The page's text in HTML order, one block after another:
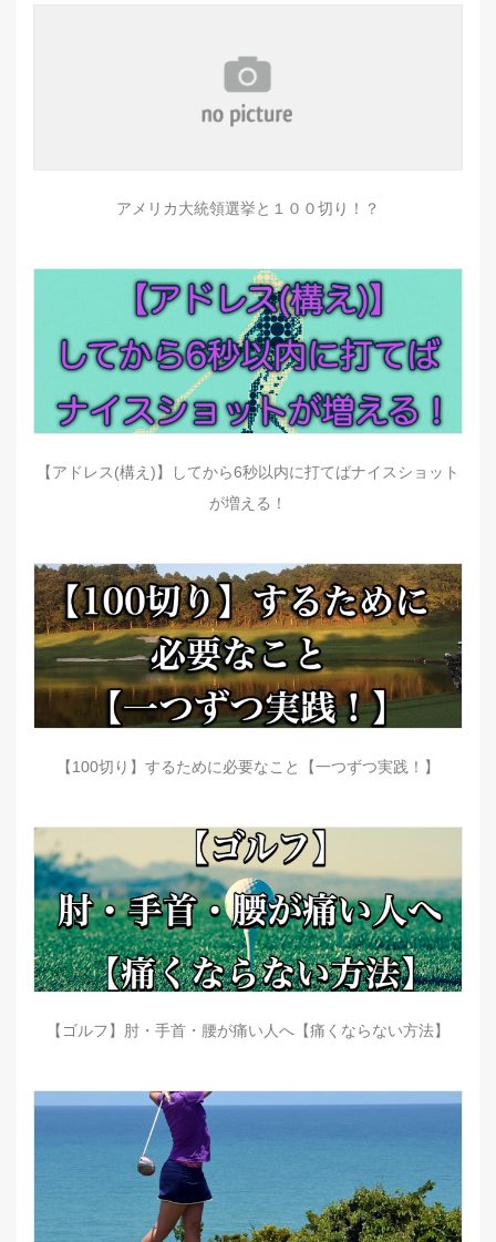
アメリカ大統領選挙と１００切り！？
【アドレス(構え)】してから6秒以内に打てばナイスショット
が増える！
【100切り】するために必要なこと【一つずつ実践！】
【ゴルフ】肘・手首・腰が痛い人へ【痛くならない方法】